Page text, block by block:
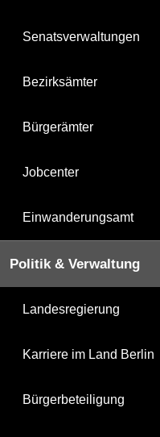
Senatsverwaltungen
Bezirksämter
Bürgerämter
Jobcenter
Einwanderungsamt
Politik & Verwaltung
Landesregierung
Karriere im Land Berlin
Bürgerbeteiligung